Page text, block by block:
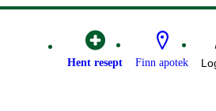
Hent resept Finn apotek